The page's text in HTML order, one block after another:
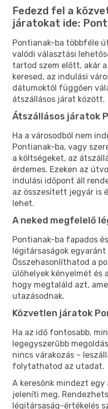
Fedezd fel a
járatokat ide:
Pontianak-ba többféle
valódi választási
tartod szem előtt, akár
keresed, az indulási
dátumoktól függően
átszállásos járat között.
Átszállásos járatok
Ha a városodból nem
Pontianak-ba, vagy
a költségeket, az
érdemes. Ezeken az
indulási időpont áll
az összesített jegyár is
lehet.
A neked megfelelő
Pontianak-ba fapados
légitársaságok egyaránt
Összehasonlíthatod a
ülőhelyek kényelmét és
hogy megtaláld azt,
utazásodnak.
Közvetlen járatok
Ha az idő fontosabb,
legegyszerűbb
nincs várakozás –
folytathatod az utadat.
A keresőnk mindezt
jeleníti meg.
légitársaság-értékelés